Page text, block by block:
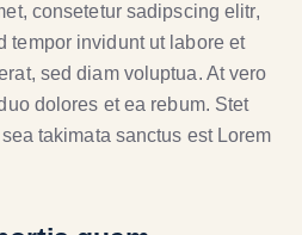
consetetur sadipscing elitr,
tempor invidunt ut labore et
sed diam voluptua. At vero
dolores et ea rebum. Stet
takimata sanctus est Lorem